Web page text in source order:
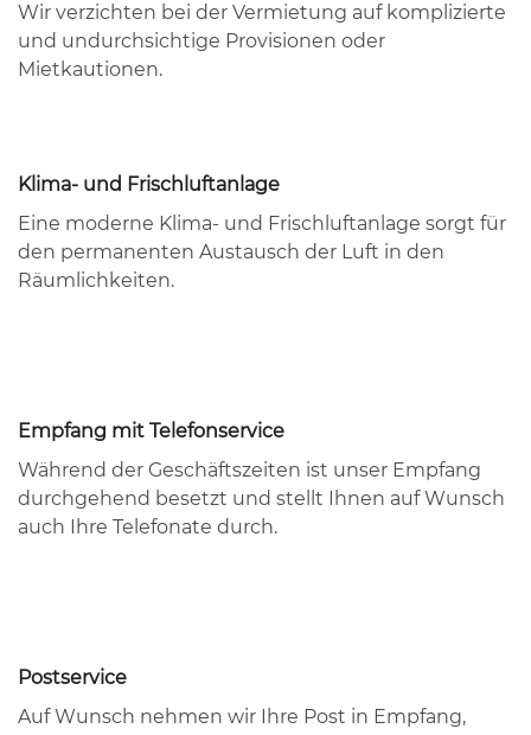
Wir verzichten bei der Vermietung auf komplizierte
und undurchsichtige Provisionen oder
Mietkautionen.
Klima- und Frischluftanlage
Eine moderne Klima- und Frischluftanlage sorgt für
den permanenten Austausch der Luft in den
Räumlichkeiten.
Empfang mit Telefonservice
Während der Geschäftszeiten ist unser Empfang
durchgehend besetzt und stellt Ihnen auf Wunsch
auch Ihre Telefonate durch.
Postservice
Auf Wunsch nehmen wir Ihre Post in Empfang,